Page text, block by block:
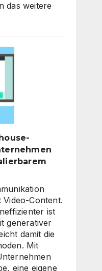
das weitere
Video-Content.
ist
generativer
damit die
Mit
eine eigene